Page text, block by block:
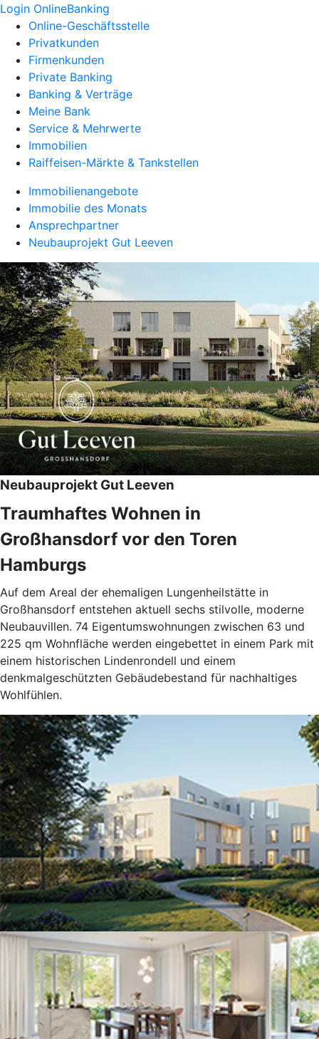
Login OnlineBanking
Online-Geschäftsstelle
Privatkunden
Firmenkunden
Private Banking
Banking & Verträge
Meine Bank
Service & Mehrwerte
Immobilien
Raiffeisen-Märkte & Tankstellen
Immobilienangebote
Immobilie des Monats
Ansprechpartner
Neubauprojekt Gut Leeven
Neubauprojekt Gut Leeven
Traumhaftes Wohnen in
Großhansdorf vor den Toren
Hamburgs
Auf dem Areal der ehemaligen Lungenheilstätte in
Großhansdorf entstehen aktuell sechs stilvolle, moderne
Neubauvillen. 74 Eigentumswohnungen zwischen 63 und
225 qm Wohnfläche werden eingebettet in einem Park mit
einem historischen Lindenrondell und einem
denkmalgeschützten Gebäudebestand für nachhaltiges
Wohlfühlen.